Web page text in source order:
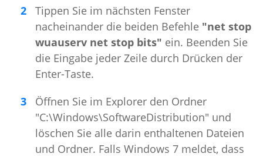
Tippen Sie im nächsten Fenster
nacheinander die beiden Befehle "net stop
wuauserv net stop bits" ein. Beenden Sie
die Eingabe jeder Zeile durch Drücken der
Enter-Taste.
Öffnen Sie im Explorer den Ordner
"C:\Windows\SoftwareDistribution" und
löschen Sie alle darin enthaltenen Dateien
und Ordner. Falls Windows 7 meldet, dass